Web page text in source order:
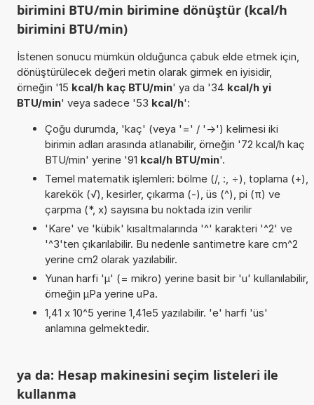
birimini BTU/min birimine dönüştür (kcal/h
birimini BTU/min)
İstenen sonucu mümkün olduğunca çabuk elde etmek için,
dönüştürülecek değeri metin olarak girmek en iyisidir,
örneğin '15 kcal/h kaç BTU/min' ya da '34 kcal/h yi
BTU/min' veya sadece '53 kcal/h':
Çoğu durumda, 'kaç' (veya '=' / '->') kelimesi iki
birimin adları arasında atlanabilir, örneğin '72 kcal/h kaç
BTU/min' yerine '91 kcal/h BTU/min'.
Temel matematik işlemleri: bölme (/, :, ÷), toplama (+),
karekök (√), kesirler, çıkarma (-), üs (^), pi (π) ve
çarpma (*, x) sayısına bu noktada izin verilir
'Kare' ve 'kübik' kısaltmalarında '^' karakteri '^2' ve
'^3'ten çıkarılabilir. Bu nedenle santimetre kare cm^2
yerine cm2 olarak yazılabilir.
Yunan harfi 'µ' (= mikro) yerine basit bir 'u' kullanılabilir,
örneğin µPa yerine uPa.
1,41 x 10^5 yerine 1,41e5 yazılabilir. 'e' harfi 'üs'
anlamına gelmektedir.
ya da: Hesap makinesini seçim listeleri ile
kullanma